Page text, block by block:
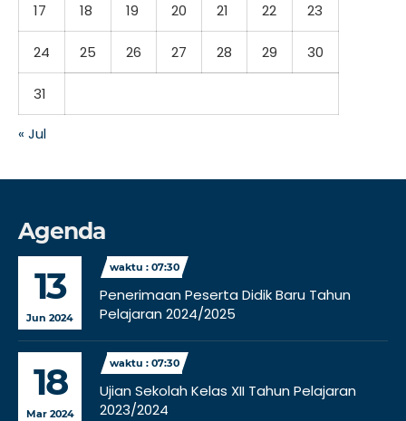
17 18 19 20 21 22 23
24 25 26 27 28 29 30
31
« Jul
Agenda
13
Jun 2024
waktu : 07:30
Penerimaan Peserta Didik Baru Tahun
Pelajaran 2024/2025
18
Mar 2024
waktu : 07:30
Ujian Sekolah Kelas XII Tahun Pelajaran
2023/2024